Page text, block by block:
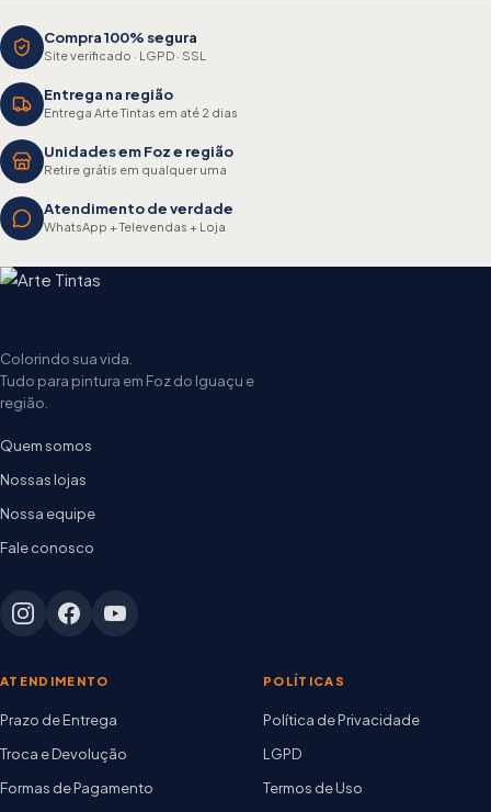
Compra 100% segura
Site verificado · LGPD · SSL
Entrega na região
Entrega Arte Tintas em até 2 dias
Unidades em Foz e região
Retire grátis em qualquer uma
Atendimento de verdade
WhatsApp + Televendas + Loja
Colorindo sua vida.
Tudo para pintura em Foz do Iguaçu e
região.
Quem somos
Nossas lojas
Nossa equipe
Fale conosco
ATENDIMENTO
Prazo de Entrega
Troca e Devolução
Formas de Pagamento
POLÍTICAS
Política de Privacidade
LGPD
Termos de Uso